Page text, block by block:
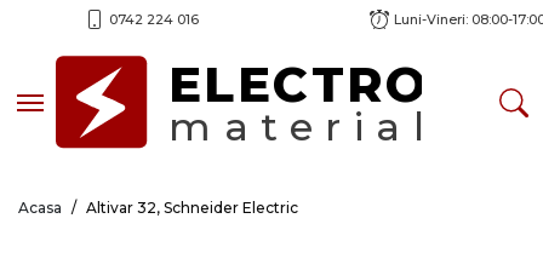
0742 224 016 Luni-Vineri: 08:00-
Toggle navigationELECTRO
material
Acasa Altivar 32, Schneider Electric